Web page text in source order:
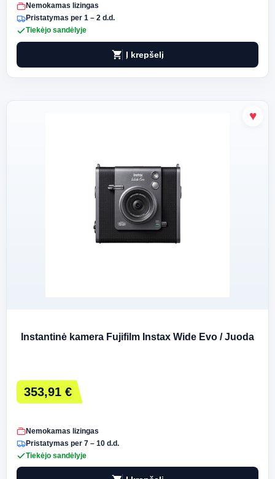
Nemokamas lizingas
Pristatymas per 1 – 2 d.d.
Tiekėjo sandėlyje
shopping_cart Į krepšelį
Instantinė kamera Fujifilm Instax Wide Evo / Juoda
353,91 €
Nemokamas lizingas
Pristatymas per 7 – 10 d.d.
Tiekėjo sandėlyje